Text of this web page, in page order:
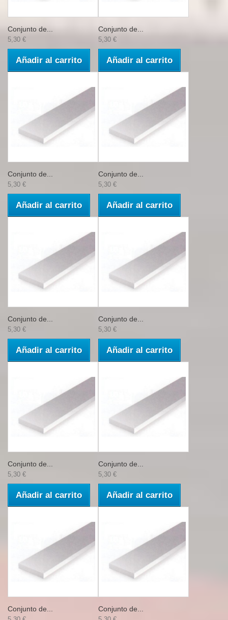
Conjunto de...
5,30 €
Añadir al carrito
Conjunto de...
5,30 €
Añadir al carrito
Conjunto de...
5,30 €
Añadir al carrito
Conjunto de...
5,30 €
Añadir al carrito
Conjunto de...
5,30 €
Añadir al carrito
Conjunto de...
5,30 €
Añadir al carrito
Conjunto de...
5,30 €
Añadir al carrito
Conjunto de...
5,30 €
Añadir al carrito
Conjunto de... Conjunto de...